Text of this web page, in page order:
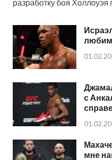
разработку боя Холлоуэя
с
мне